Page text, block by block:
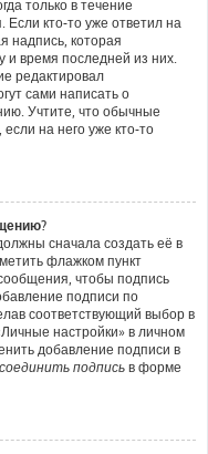
только в течение
Если кто-то уже ответил на
надпись, которая
и время последней из них.
редактировал
сами написать о
Учтите, что обычные
на него уже кто-то
сначала создать её в
флажком пункт
чтобы подпись
подписи по
соответствующий выбор в
настройки» в личном
добавление подписи в
подпись в форме